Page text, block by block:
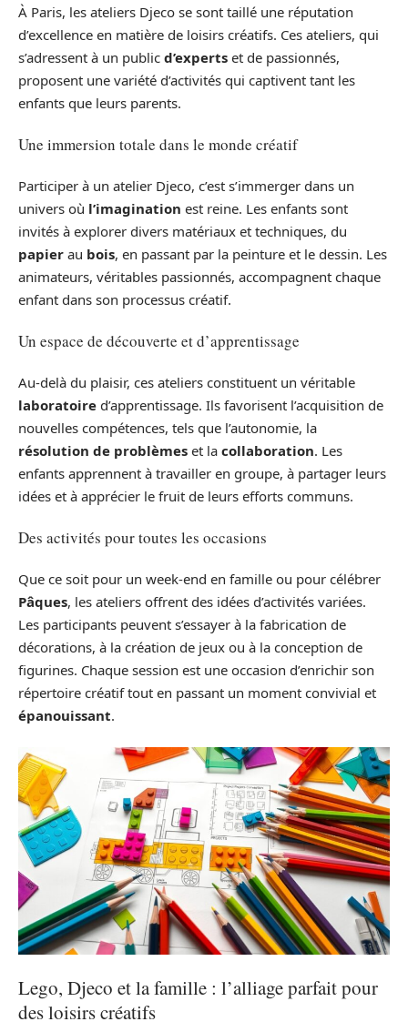
À Paris, les ateliers Djeco se sont taillé une réputation
d’excellence en matière de loisirs créatifs. Ces ateliers, qui
s’adressent à un public d’experts et de passionnés,
proposent une variété d’activités qui captivent tant les
enfants que leurs parents.
Une immersion totale dans le monde créatif
Participer à un atelier Djeco, c’est s’immerger dans un
univers où l’imagination est reine. Les enfants sont
invités à explorer divers matériaux et techniques, du
papier au bois, en passant par la peinture et le dessin. Les
animateurs, véritables passionnés, accompagnent chaque
enfant dans son processus créatif.
Un espace de découverte et d’apprentissage
Au-delà du plaisir, ces ateliers constituent un véritable
laboratoire d’apprentissage. Ils favorisent l’acquisition de
nouvelles compétences, tels que l’autonomie, la
résolution de problèmes et la collaboration. Les
enfants apprennent à travailler en groupe, à partager leurs
idées et à apprécier le fruit de leurs efforts communs.
Des activités pour toutes les occasions
Que ce soit pour un week-end en famille ou pour célébrer
Pâques, les ateliers offrent des idées d’activités variées.
Les participants peuvent s’essayer à la fabrication de
décorations, à la création de jeux ou à la conception de
figurines. Chaque session est une occasion d’enrichir son
répertoire créatif tout en passant un moment convivial et
épanouissant.
Lego, Djeco et la famille : l’alliage parfait pour
des loisirs créatifs